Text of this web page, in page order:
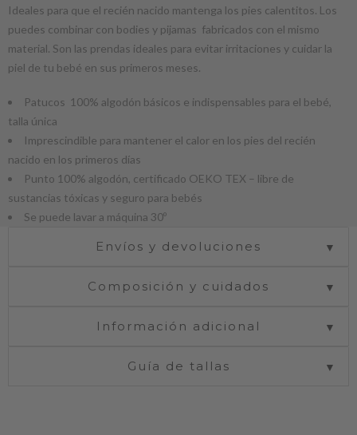
Ideales para que el recién nacido mantenga los pies calentitos. Los
puedes combinar con bodies y pijamas fabricados con el mismo
material. Son las prendas ideales para evitar irritaciones y cuidar la
piel de tu bebé en sus primeros meses.
Patucos 100% algodón básicos e indispensables para el bebé,
talla única
Imprescindible para mantener el calor en los pies del recién
nacido en los primeros días
Punto 100% algodón, certificado OEKO TEX – libre de
sustancias tóxicas y seguro para bebés
Se puede lavar a máquina 30º
Envíos y devoluciones ▼
Composición y cuidados ▼
Información adicional ▼
Guía de tallas ▼